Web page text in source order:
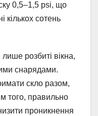
0,5–1,5 psi, що
кількох сотень
розбиті вікна,
снарядами.
скло разом,
того, правильно
проникнення